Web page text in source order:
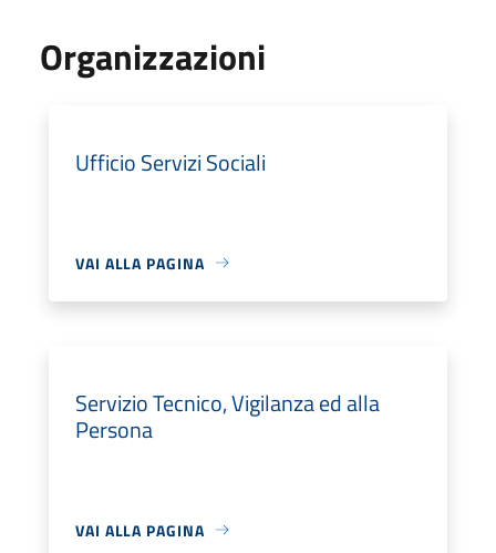
Organizzazioni
Ufficio Servizi Sociali
VAI ALLA PAGINA
Servizio Tecnico, Vigilanza ed alla
Persona
VAI ALLA PAGINA